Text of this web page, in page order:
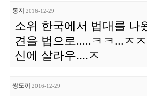
동지 2016-12-29
소위 한국에서 법대를 나
견을 법으로.....ㅋㅋ...ㅈ
신에 살라우....ㅈ
쌍도끼 2016-12-29